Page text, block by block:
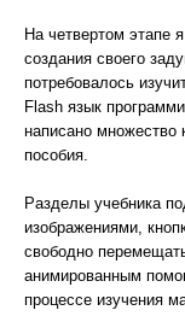
На четвертом этапе
создания своего
потребовалось
Flash язык
написано множество
пособия.
Разделы учебника
изображениями,
свободно
анимированным
процессе изучения